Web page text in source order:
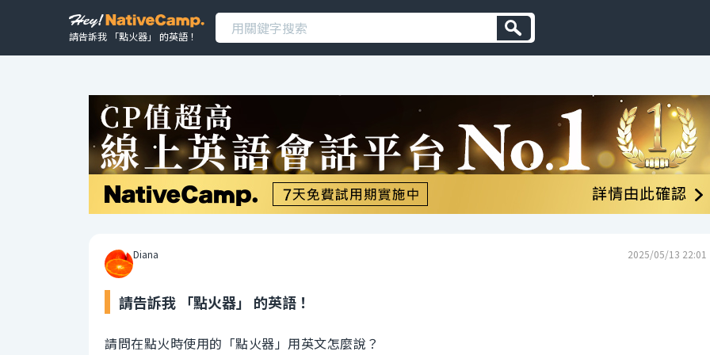
請告訴我 「點火器」 的英語！
Diana 2025/05/13 22:01
請告訴我 「點火器」 的英語！
請問在點火時使用的「點火器」用英文怎麼說？